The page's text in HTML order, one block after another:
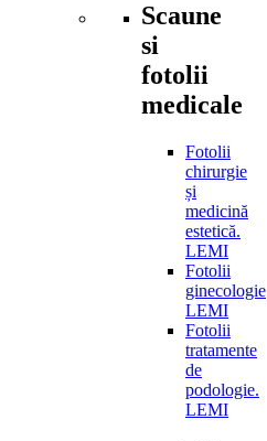
Scaune
si
fotolii
medicale
Fotolii
chirurgie
și
medicină
estetică.
LEMI
Fotolii
ginecologie
LEMI
Fotolii
tratamente
de
podologie.
LEMI